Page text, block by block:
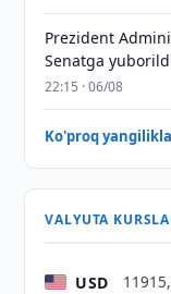
Prezident
Senatga
22:15 · 06/08
Ko'proq
VALYUTA
USD